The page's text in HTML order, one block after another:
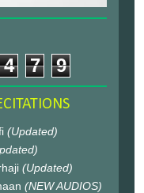
4 7 9
(Updated)
(Updated)
(NEW AUDIOS)